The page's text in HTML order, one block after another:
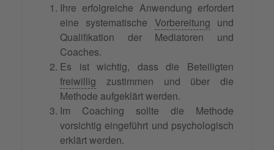
Ihre erfolgreiche Anwendung erfordert
eine systematische Vorbereitung und
Qualifikation der Mediatoren und
Coaches.
Es ist wichtig, dass die Beteiligten
freiwillig zustimmen und über die
Methode aufgeklärt werden.
Im Coaching sollte die Methode
vorsichtig eingeführt und psychologisch
erklärt werden.